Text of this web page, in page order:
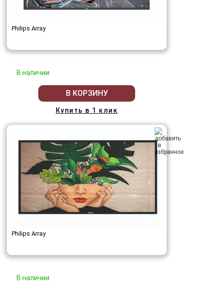
Philips Array
В наличии
В КОРЗИНУ
Купить в 1 клик
Philips Array
В наличии